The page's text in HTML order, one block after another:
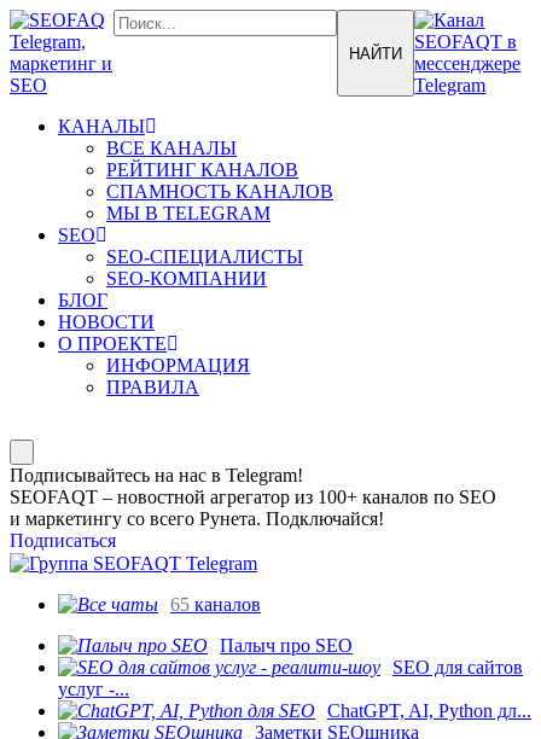
КАНАЛЫ
ВСЕ КАНАЛЫ
РЕЙТИНГ КАНАЛОВ
СПАМНОСТЬ КАНАЛОВ
МЫ В TELEGRAM
SEO
SEO-СПЕЦИАЛИСТЫ
SEO-КОМПАНИИ
БЛОГ
НОВОСТИ
О ПРОЕКТЕ
ИНФОРМАЦИЯ
ПРАВИЛА
Подписывайтесь на нас в Telegram!
SEOFAQT – новостной агрегатор из 100+ каналов по SEO
и маркетингу со всего Рунета. Подключайся!
Подписаться
65 каналов
Палыч про SEO
SEO для сайтов
услуг -...
ChatGPT, AI, Python дл...
Заметки SEOшника